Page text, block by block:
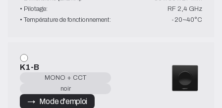
• Pilotage:
RF 2,4 GHz
• Température de fonctionnement:
-20~40°C
K1-B
MONO + CCT
noir
→   Mode d'emploi